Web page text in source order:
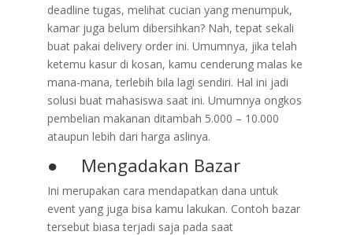
deadline tugas, melihat cucian yang menumpuk,
kamar juga belum dibersihkan? Nah, tepat sekali
buat pakai delivery order ini. Umumnya, jika telah
ketemu kasur di kosan, kamu cenderung malas ke
mana-mana, terlebih bila lagi sendiri. Hal ini jadi
solusi buat mahasiswa saat ini. Umumnya ongkos
pembelian makanan ditambah 5.000 – 10.000
ataupun lebih dari harga aslinya.
● Mengadakan Bazar
Ini merupakan cara mendapatkan dana untuk
event yang juga bisa kamu lakukan. Contoh bazar
tersebut biasa terjadi saja pada saat